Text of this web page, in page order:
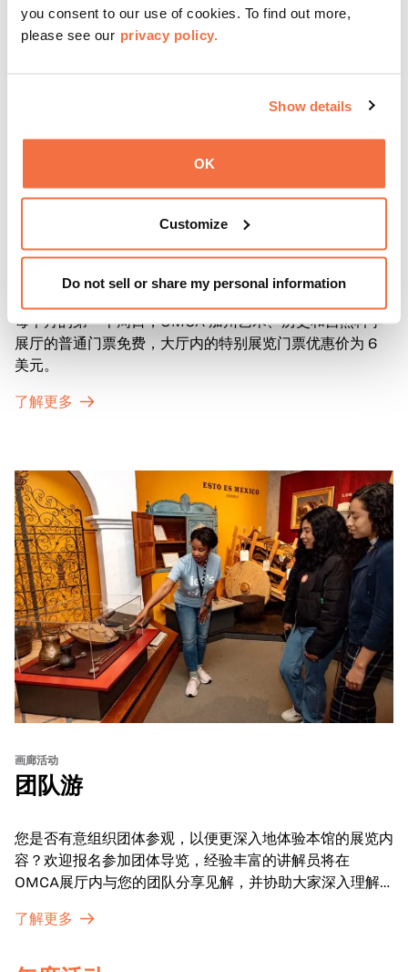
you consent to our use of cookies. To find out more,
please see our privacy policy.
Show details
OK
Customize
Do not sell or share my personal information
第一主日
每个月的第一个周日，OMCA 加州艺术、历史和自然科学
展厅的普通门票免费，大厅内的特别展览门票优惠价为 6
美元。
了解更多
画廊活动
团队游
您是否有意组织团体参观，以便更深入地体验本馆的展览内
容？欢迎报名参加团体导览，经验丰富的讲解员将在
OMCA展厅内与您的团队分享见解，并协助大家深入理解
了解更多